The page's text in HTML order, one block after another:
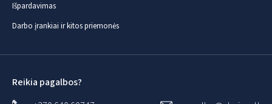
Išpardavimas
Darbo įrankiai ir kitos priemonės
Reikia pagalbos?